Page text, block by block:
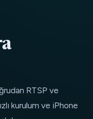
RTSP ve
kurulum ve iPhone